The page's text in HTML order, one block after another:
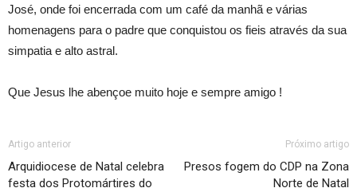
José, onde foi encerrada com um café da manhã e várias
homenagens para o padre que conquistou os fieis através da sua
simpatia e alto astral.
Que Jesus lhe abençoe muito hoje e sempre amigo !
Artigo anterior
Arquidiocese de Natal celebra
festa dos Protomártires do
Próximo artigo
Presos fogem do CDP na Zona
Norte de Natal